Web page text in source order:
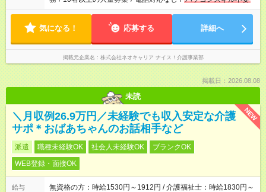
気になる！ 応募する 詳細へ
掲載元企業名 株式会社ネオキャリア ナイス！介護事業部
掲載日：2026.08.08
未読
NEW
＼月収例26.9万円／未経験でも収入安定な介護
サポ＊おばあちゃんのお話相手など
派遣 職種未経験OK 社会人未経験OK
ブランクOK
WEB登録・面接OK
給与
無資格の方：時給1530円～1912円 / 介護福祉士：時給1830円～